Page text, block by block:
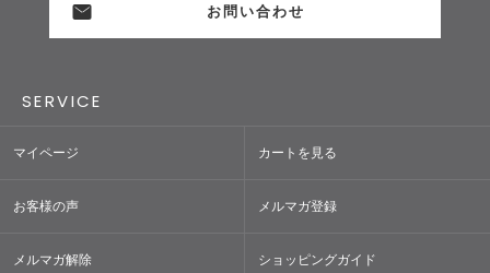
お問い合わせ
SERVICE
マイページ カートを見る
お客様の声 メルマガ登録
メルマガ解除 ショッピングガイド